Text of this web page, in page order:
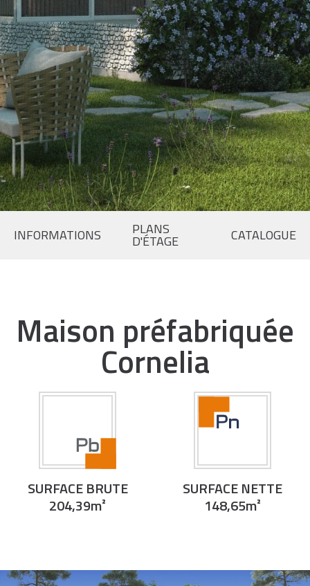
INFORMATIONS PLANS
D'ÉTAGE CATALOGUE
Maison préfabriquée
Cornelia
SURFACE BRUTE
204,39m²
SURFACE NETTE
148,65m²